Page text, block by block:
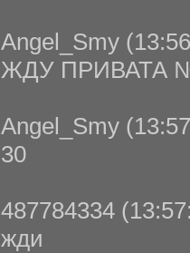
Angel_Smy
ЖДУ ПРИВАТА
Angel_Smy
30
487784334
жди